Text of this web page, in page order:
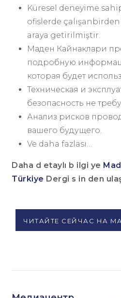
Küresel deneyime
ofislerde
araya getirilmiştir.
Маден Кайнаклари
подробную
которая будет
Техническая и
безопасность не
Анализ рисков
вашего будущего.
Ve daha fazlası…
Daha d etaylı b ilgi ye Mad
Türkiye Dergi s in den
ЧИТАЙТЕ СЕЙЧАС НА